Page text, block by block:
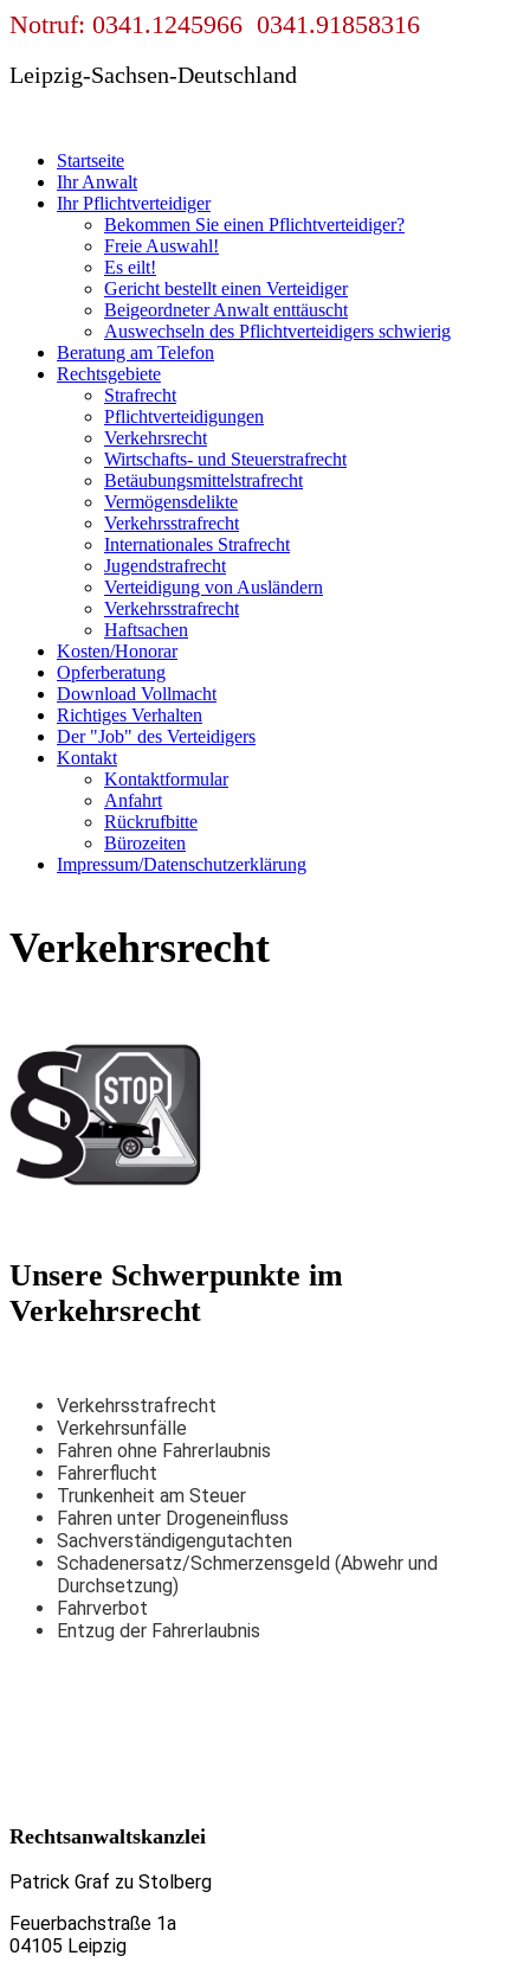
Notruf: 0341.1245966 0341.91858316
Leipzig-Sachsen-Deutschland
Startseite
Ihr Anwalt
Ihr Pflichtverteidiger
Bekommen Sie einen Pflichtverteidiger?
Freie Auswahl!
Es eilt!
Gericht bestellt einen Verteidiger
Beigeordneter Anwalt enttäuscht
Auswechseln des Pflichtverteidigers schwierig
Beratung am Telefon
Rechtsgebiete
Strafrecht
Pflichtverteidigungen
Verkehrsrecht
Wirtschafts- und Steuerstrafrecht
Betäubungsmittelstrafrecht
Vermögensdelikte
Verkehrsstrafrecht
Internationales Strafrecht
Jugendstrafrecht
Verteidigung von Ausländern
Verkehrsstrafrecht
Haftsachen
Kosten/Honorar
Opferberatung
Download Vollmacht
Richtiges Verhalten
Der "Job" des Verteidigers
Kontakt
Kontaktformular
Anfahrt
Rückrufbitte
Bürozeiten
Impressum/Datenschutzerklärung
Verkehrsrecht
Unsere Schwerpunkte im
Verkehrsrecht
Verkehrsstrafrecht
Verkehrsunfälle
Fahren ohne Fahrerlaubnis
Fahrerflucht
Trunkenheit am Steuer
Fahren unter Drogeneinfluss
Sachverständigengutachten
Schadenersatz/Schmerzensgeld (Abwehr und
Durchsetzung)
Fahrverbot
Entzug der Fahrerlaubnis
Rechtsanwaltskanzlei
Patrick Graf zu Stolberg
Feuerbachstraße 1a
04105 Leipzig